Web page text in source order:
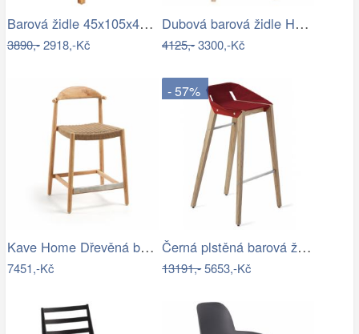
Barová židle 45x105x45 Guru z masivu…
3890,-2918,-Kč
Dubová barová židle Hübsch Folk 72 cm
4125,-3300,-Kč
Kave Home Dřevěná barová židle Nina 62…
7451,-Kč
- 57%
Černá plstěná barová židle Tabanda…
13191,-5653,-Kč